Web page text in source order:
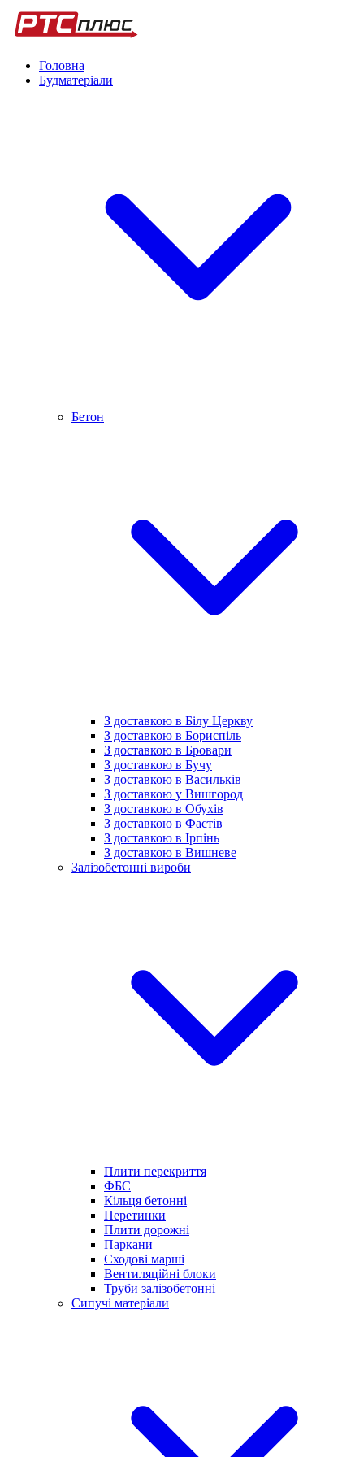
Головна
Будматеріали
Бетон
З доставкою в Білу Церкву
З доставкою в Бориспіль
З доставкою в Бровари
З доставкою в Бучу
З доставкою в Васильків
З доставкою у Вишгород
З доставкою в Обухів
З доставкою в Фастів
З доставкою в Ірпінь
З доставкою в Вишневе
Залізобетонні вироби
Плити перекриття
ФБС
Кільця бетонні
Перетинки
Плити дорожні
Паркани
Сходові марші
Вентиляційні блоки
Труби залізобетонні
Сипучі матеріали